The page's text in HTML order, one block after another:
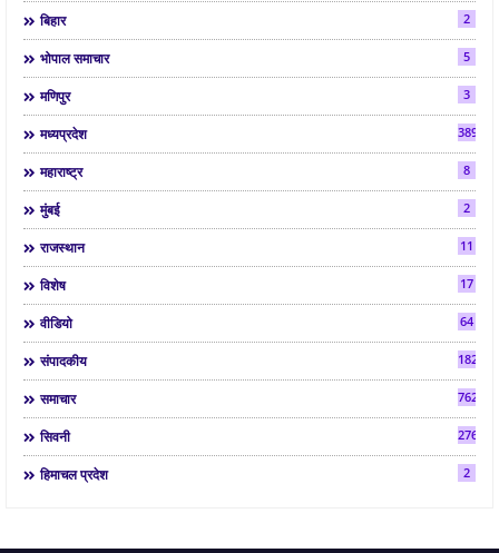
बिहार 2
भोपाल समाचार 5
मणिपुर 3
मध्यप्रदेश 3892
महाराष्ट्र 8
मुंबई 2
राजस्थान 11
विशेष 17
वीडियो 64
संपादकीय 182
समाचार 7624
सिवनी 2763
हिमाचल प्रदेश 2